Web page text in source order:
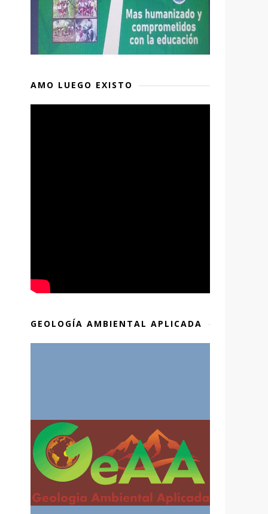
AMO LUEGO EXISTO
GEOLOGÍA AMBIENTAL APLICADA